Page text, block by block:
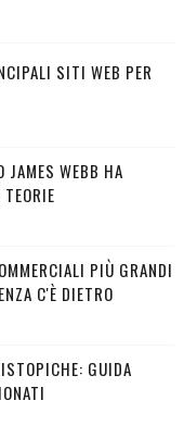
SITI WEB PER
JAMES WEBB HA
PIÙ GRANDI
C'È DIETRO
GUIDA